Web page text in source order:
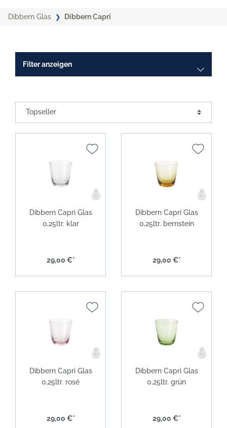
Dibbern Glas Dibbern Capri
Filter anzeigen
Dibbern Capri Glas
0,25ltr. klar
29,00 €*
Dibbern Capri Glas
0,25ltr. bernstein
29,00 €*
Dibbern Capri Glas
0,25ltr. rosé
29,00 €*
Dibbern Capri Glas
0,25ltr. grün
29,00 €*